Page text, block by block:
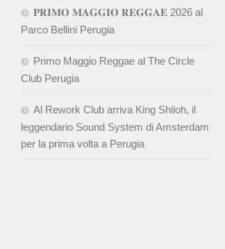
𝐏𝐑𝐈𝐌𝐎 𝐌𝐀𝐆𝐆𝐈𝐎 𝐑𝐄𝐆𝐆𝐀𝐄 2026 al
Parco Bellini Perugia
Primo Maggio Reggae al The Circle
Club Perugia
Al Rework Club arriva King Shiloh, il
leggendario Sound System di Amsterdam
per la prima volta a Perugia